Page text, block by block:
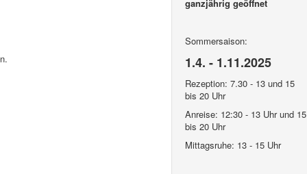
ganzjährig geöffnet
Sommersaison:
1.4. - 1.11.2025
Rezeption: 7.30 - 13 und 15
bis 20 Uhr
Anreise: 12:30 - 13 Uhr und 15
bis 20 Uhr
Mittagsruhe: 13 - 15 Uhr